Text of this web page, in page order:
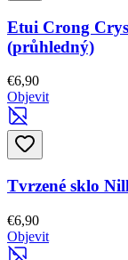
Etui Crong
(průhledný)
€6,90
Objevit
Tvrzené sklo
€6,90
Objevit